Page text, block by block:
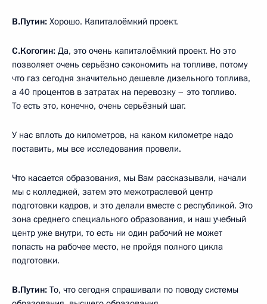
В.Путин: Хорошо. Капиталоёмкий проект.
С.Когогин: Да, это очень капиталоёмкий проект. Но это
позволяет очень серьёзно сэкономить на топливе, потому
что газ сегодня значительно дешевле дизельного топлива,
а 40 процентов в затратах на перевозку – это топливо.
То есть это, конечно, очень серьёзный шаг.
У нас вплоть до километров, на каком километре надо
поставить, мы все исследования провели.
Что касается образования, мы Вам рассказывали, начали
мы с колледжей, затем это межотраслевой центр
подготовки кадров, и это делали вместе с республикой. Это
зона среднего специального образования, и наш учебный
центр уже внутри, то есть ни один рабочий не может
попасть на рабочее место, не пройдя полного цикла
подготовки.
В.Путин: То, что сегодня спрашивали по поводу системы